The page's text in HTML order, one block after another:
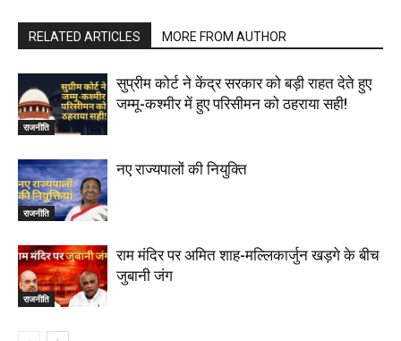
RELATED ARTICLES MORE FROM AUTHOR
राजनीति
सुप्रीम कोर्ट ने केंद्र सरकार को बड़ी राहत देते हुए
जम्मू-कश्मीर में हुए परिसीमन को ठहराया सही!
राजनीति
नए राज्यपालों की नियुक्ति
राजनीति
राम मंदिर पर अमित शाह-मल्लिकार्जुन खड़गे के बीच
जुबानी जंग